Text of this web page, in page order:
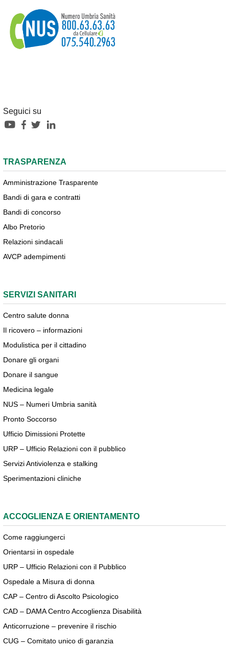
Seguici su
TRASPARENZA
Amministrazione Trasparente
Bandi di gara e contratti
Bandi di concorso
Albo Pretorio
Relazioni sindacali
AVCP adempimenti
SERVIZI SANITARI
Centro salute donna
Il ricovero – informazioni
Modulistica per il cittadino
Donare gli organi
Donare il sangue
Medicina legale
NUS – Numeri Umbria sanità
Pronto Soccorso
Ufficio Dimissioni Protette
URP – Ufficio Relazioni con il pubblico
Servizi Antiviolenza e stalking
Sperimentazioni cliniche
ACCOGLIENZA E ORIENTAMENTO
Come raggiungerci
Orientarsi in ospedale
URP – Ufficio Relazioni con il Pubblico
Ospedale a Misura di donna
CAP – Centro di Ascolto Psicologico
CAD – DAMA Centro Accoglienza Disabilità
Anticorruzione – prevenire il rischio
CUG – Comitato unico di garanzia